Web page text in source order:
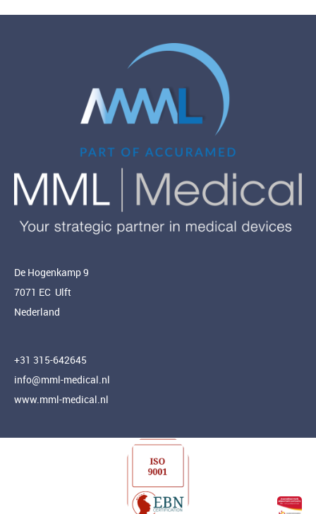
De Hogenkamp 9
7071 EC Ulft
Nederland
+31 315-642645
info@mml-medical.nl
www.mml-medical.nl